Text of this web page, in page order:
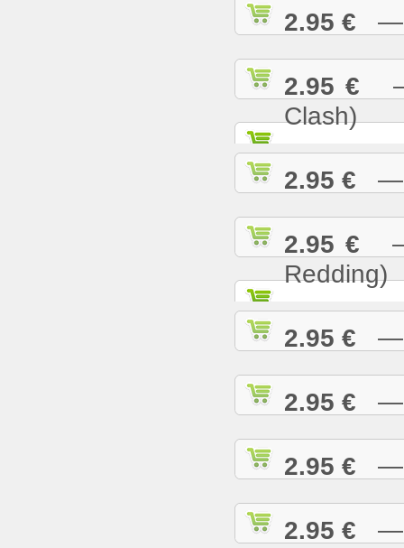
2.95 € —
2.95 € —
Clash)
2.95 € —
2.95 € —
Redding)
2.95 € —
2.95 € —
2.95 € —
2.95 € —